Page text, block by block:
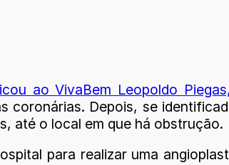
ao VivaBem Leopoldo
coronárias. Depois, se
até o local em que há obstrução.
para realizar uma